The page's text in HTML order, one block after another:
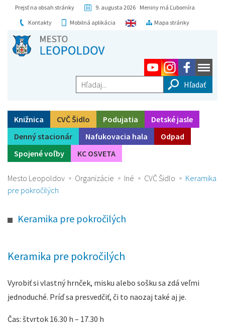
Prejsť na obsah stránky
9. augusta 2026 Meniny má Ľubomíra
Kontakty
Mobilná aplikácia Mapa stránky
Hľadaj...
Knižnica CVČ Šidlo Podujatia
Detské jasle
Denný stacionár
Nafukovacia hala
Odpad
Spojené voľby
KC OSVETA
Mesto Leopoldov Organizácie Iné CVČ Šidlo
Keramika
pre pokročilých
Keramika pre pokročilých
Keramika pre pokročilých
Vyrobiť si vlastný hrnček, misku alebo sošku sa zdá veľmi
jednoduché. Príď sa presvedčiť, či to naozaj také aj je.
Čas: štvrtok 16.30 h – 17.30 h